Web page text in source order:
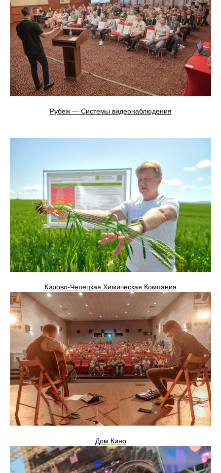
Рубеж — Системы видеонаблюдения
Кирово-Чепецкая Химическая Компания
Дом Кино